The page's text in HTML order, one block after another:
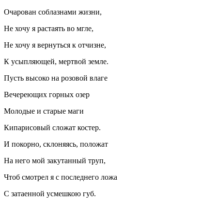
Очарован соблазнами жизни,
Не хочу я растаять во мгле,
Не хочу я вернуться к отчизне,
К усыпляющей, мертвой земле.
Пусть высоко на розовой влаге
Вечереющих горных озер
Молодые и старые маги
Кипарисовый сложат костер.
И покорно, склоняясь, положат
На него мой закутанный труп,
Чтоб смотрел я с последнего ложа
С затаенной усмешкою губ.